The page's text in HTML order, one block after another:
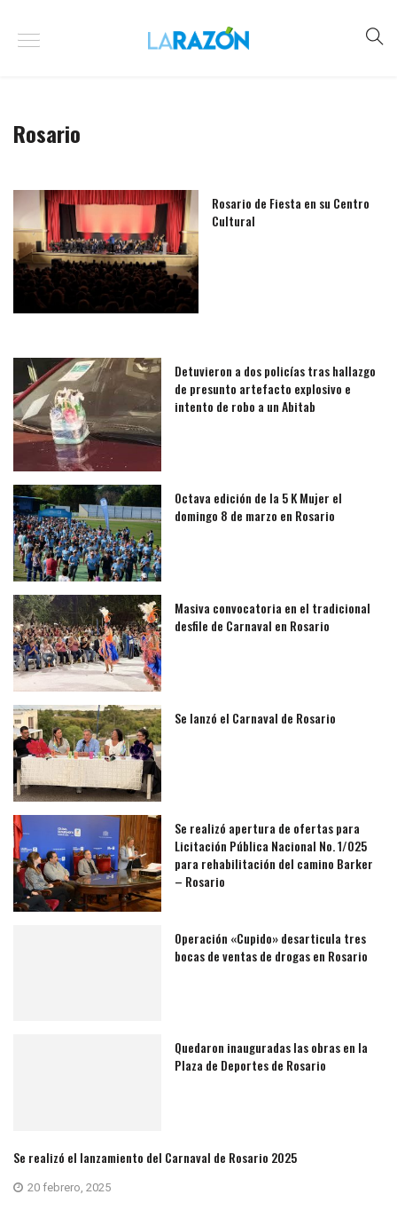
Rosario
Rosario de Fiesta en su Centro
Cultural
Detuvieron a dos policías tras hallazgo
de presunto artefacto explosivo e
intento de robo a un Abitab
Octava edición de la 5 K Mujer el
domingo 8 de marzo en Rosario
Masiva convocatoria en el tradicional
desfile de Carnaval en Rosario
Se lanzó el Carnaval de Rosario
Se realizó apertura de ofertas para
Licitación Pública Nacional No. 1/025
para rehabilitación del camino Barker
– Rosario
Operación «Cupido» desarticula tres
bocas de ventas de drogas en Rosario
Quedaron inauguradas las obras en la
Plaza de Deportes de Rosario
Se realizó el lanzamiento del Carnaval de Rosario 2025
20 febrero, 2025